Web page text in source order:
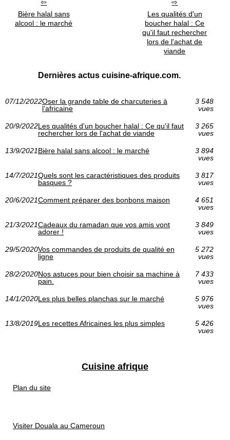
Bière halal sans
alcool : le marché
Les qualités d'un
boucher halal : Ce
qu'il faut rechercher
lors de l'achat de
viande
Dernières actus cuisine-afrique.com.
07/12/2022Oser la grande table de charcuteries à
l’africaine
3 548
vues
20/9/2022Les qualités d'un boucher halal : Ce qu'il faut
rechercher lors de l'achat de viande
3 265
vues
13/9/2021Bière halal sans alcool : le marché
3 894
vues
14/7/2021Quels sont les caractéristiques des produits
basques ?
3 817
vues
20/6/2021Comment préparer des bonbons maison
4 651
vues
21/3/2021Cadeaux du ramadan que vos amis vont
adorer !
3 849
vues
29/5/2020Vos commandes de produits de qualité en
ligne
5 272
vues
28/2/2020Nos astuces pour bien choisir sa machine à
pain.
7 433
vues
14/1/2020Les plus belles planchas sur le marché
5 976
vues
13/8/2019Les recettes Africaines les plus simples
5 426
vues
Cuisine afrique
Plan du site
Visiter Douala au Cameroun